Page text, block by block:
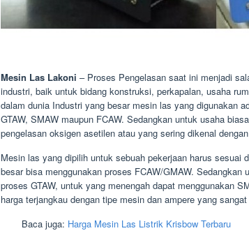
Mesin Las Lakoni – Proses Pengelasan saat ini menjadi
industri, baik untuk bidang konstruksi, perkapalan, usaha
dalam dunia Industri yang besar mesin las yang digunakan
GTAW, SMAW maupun FCAW. Sedangkan untuk usaha
pengelasan oksigen asetilen atau yang sering dikenal
Mesin las yang dipilih untuk sebuah pekerjaan harus sesuai
besar bisa menggunakan proses FCAW/GMAW.
proses GTAW, untuk yang menengah dapat menggunakan
harga terjangkau dengan tipe mesin dan ampere yang
Baca juga: Harga Mesin Las Listrik Krisbow Terbaru